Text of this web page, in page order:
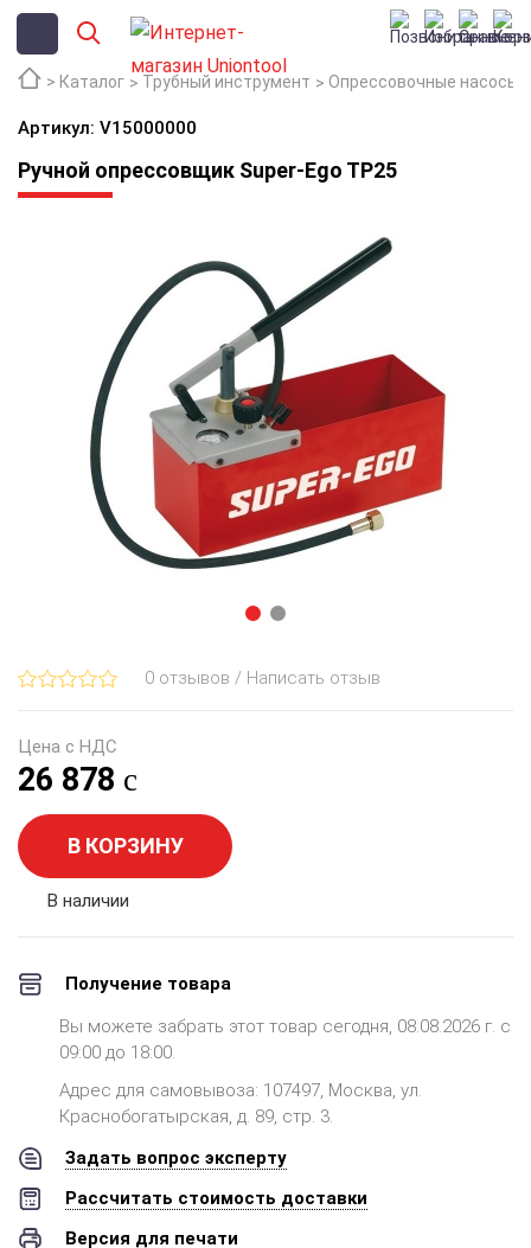
Каталог Трубный инструмент Опрессовочные насосы
Артикул: V15000000
Ручной опрессовщик Super-Ego TP25
0 отзывов / Написать отзыв
Цена с НДС
26 878
В КОРЗИНУ
В наличии
Получение товара
Вы можете забрать этот товар сегодня, 08.08.2026 г. с
09:00 до 18:00.
Адрес для самовывоза: 107497, Москва, ул.
Краснобогатырская, д. 89, стр. 3.
Задать вопрос эксперту
Рассчитать стоимость доставки
Версия для печати